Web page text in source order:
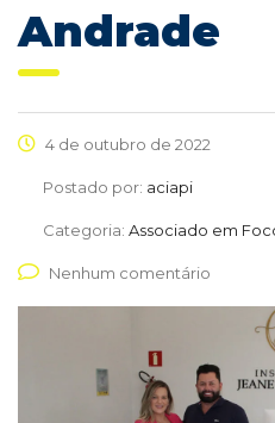
Andrade
4 de outubro de 2022
Postado por: aciapi
Categoria: Associado em
Nenhum comentário